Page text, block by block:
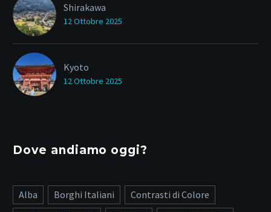
Shirakawa
12 Ottobre 2025
Kyoto
12 Ottobre 2025
Dove andiamo oggi?
Alba Borghi Italiani
Contrasti di Colore